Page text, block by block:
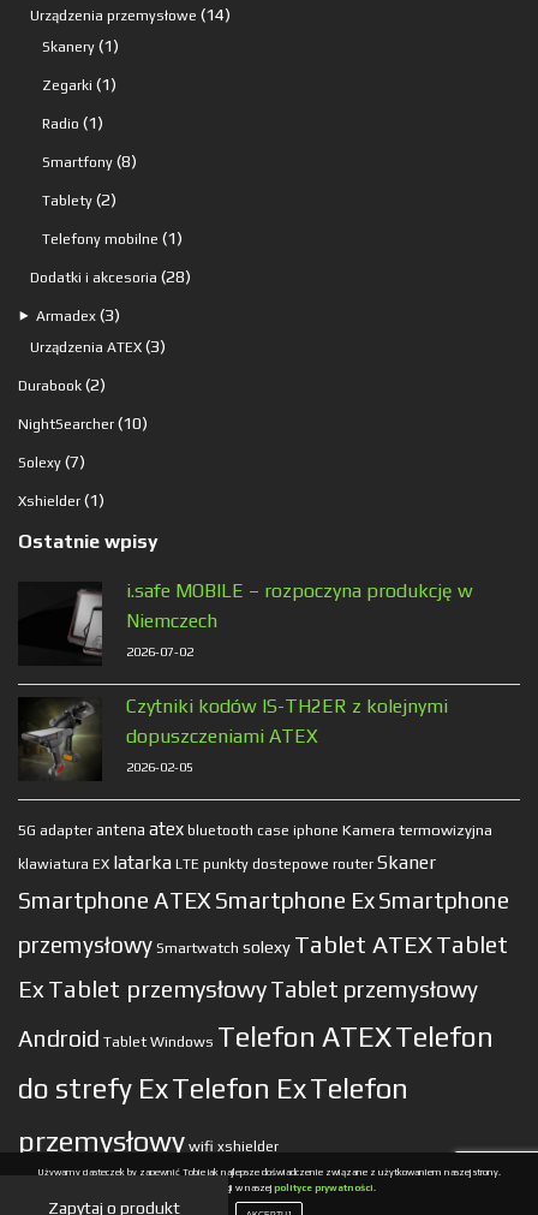
produkty
Urządzenia przemysłowe 1414
Skanery 11
produkt
Zegarki 11
Radio 11
produkt
Smartfony 88
Tablety 22
produkty
Telefony mobilne 11
produkt
Dodatki i akcesoria 2828
⯈ Armadex 33
produkty
Urządzenia ATEX 33
Durabook 22
produkty
NightSearcher 1010
Solexy 77
produktów
Xshielder 11
produkt
Ostatnie wpisy
i.safe MOBILE – rozpoczyna produkcję w
Niemczech
2026-07-02
Czytniki kodów IS-TH2ER z kolejnymi
dopuszczeniami ATEX
2026-02-05
5G adapter antena atex bluetooth case iphone Kamera termowizyjna
klawiatura EX latarka LTE punkty dostepowe router Skaner
Smartphone ATEX Smartphone ExSmartphone
przemysłowy Smartwatch solexy Tablet ATEXTablet
Ex Tablet przemysłowyTablet przemysłowy
Android Tablet Windows Telefon ATEXTelefon
do strefy ExTelefon ExTelefon
przemysłowy wifi xshielder
Używamy ciasteczek by zapewnić Tobie jak najlepsze doświadczenie związane z użytkowaniem naszej strony.
Więcej informacji w naszej polityce prywatności.
Zapytaj o produkt